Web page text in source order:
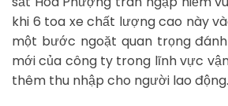
khi 6 toa xe chất lượng cao này
một bước ngoặt quan trọng
mới của công ty trong lĩnh vực
thêm thu nhập cho người lao động.